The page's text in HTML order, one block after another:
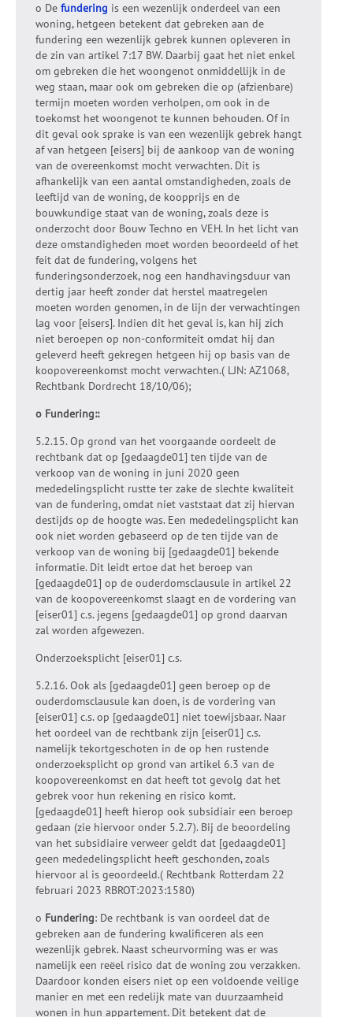
o De fundering is een wezenlijk onderdeel van een
woning, hetgeen betekent dat gebreken aan de
fundering een wezenlijk gebrek kunnen opleveren in
de zin van artikel 7:17 BW. Daarbij gaat het niet enkel
om gebreken die het woongenot onmiddellijk in de
weg staan, maar ook om gebreken die op (afzienbare)
termijn moeten worden verholpen, om ook in de
toekomst het woongenot te kunnen behouden. Of in
dit geval ook sprake is van een wezenlijk gebrek hangt
af van hetgeen [eisers] bij de aankoop van de woning
van de overeenkomst mocht verwachten. Dit is
afhankelijk van een aantal omstandigheden, zoals de
leeftijd van de woning, de koopprijs en de
bouwkundige staat van de woning, zoals deze is
onderzocht door Bouw Techno en VEH. In het licht van
deze omstandigheden moet worden beoordeeld of het
feit dat de fundering, volgens het
funderingsonderzoek, nog een handhavingsduur van
dertig jaar heeft zonder dat herstel maatregelen
moeten worden genomen, in de lijn der verwachtingen
lag voor [eisers]. Indien dit het geval is, kan hij zich
niet beroepen op non-conformiteit omdat hij dan
geleverd heeft gekregen hetgeen hij op basis van de
koopovereenkomst mocht verwachten.( LJN: AZ1068,
Rechtbank Dordrecht 18/10/06);
o Fundering::
5.2.15. Op grond van het voorgaande oordeelt de
rechtbank dat op [gedaagde01] ten tijde van de
verkoop van de woning in juni 2020 geen
mededelingsplicht rustte ter zake de slechte kwaliteit
van de fundering, omdat niet vaststaat dat zij hiervan
destijds op de hoogte was. Een mededelingsplicht kan
ook niet worden gebaseerd op de ten tijde van de
verkoop van de woning bij [gedaagde01] bekende
informatie. Dit leidt ertoe dat het beroep van
[gedaagde01] op de ouderdomsclausule in artikel 22
van de koopovereenkomst slaagt en de vordering van
[eiser01] c.s. jegens [gedaagde01] op grond daarvan
zal worden afgewezen.
Onderzoeksplicht [eiser01] c.s.
5.2.16. Ook als [gedaagde01] geen beroep op de
ouderdomsclausule kan doen, is de vordering van
[eiser01] c.s. op [gedaagde01] niet toewijsbaar. Naar
het oordeel van de rechtbank zijn [eiser01] c.s.
namelijk tekortgeschoten in de op hen rustende
onderzoeksplicht op grond van artikel 6.3 van de
koopovereenkomst en dat heeft tot gevolg dat het
gebrek voor hun rekening en risico komt.
[gedaagde01] heeft hierop ook subsidiair een beroep
gedaan (zie hiervoor onder 5.2.7). Bij de beoordeling
van het subsidiaire verweer geldt dat [gedaagde01]
geen mededelingsplicht heeft geschonden, zoals
hiervoor al is geoordeeld.( Rechtbank Rotterdam 22
februari 2023 RBROT:2023:1580)
o Fundering: De rechtbank is van oordeel dat de
gebreken aan de fundering kwalificeren als een
wezenlijk gebrek. Naast scheurvorming was er was
namelijk een reëel risico dat de woning zou verzakken.
Daardoor konden eisers niet op een voldoende veilige
manier en met een redelijk mate van duurzaamheid
wonen in hun appartement. Dit betekent dat de